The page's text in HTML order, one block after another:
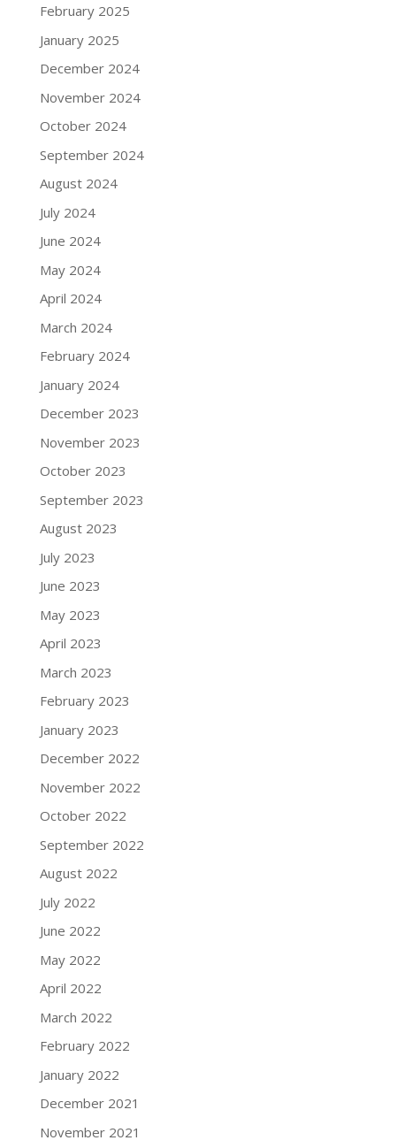
February 2025
January 2025
December 2024
November 2024
October 2024
September 2024
August 2024
July 2024
June 2024
May 2024
April 2024
March 2024
February 2024
January 2024
December 2023
November 2023
October 2023
September 2023
August 2023
July 2023
June 2023
May 2023
April 2023
March 2023
February 2023
January 2023
December 2022
November 2022
October 2022
September 2022
August 2022
July 2022
June 2022
May 2022
April 2022
March 2022
February 2022
January 2022
December 2021
November 2021